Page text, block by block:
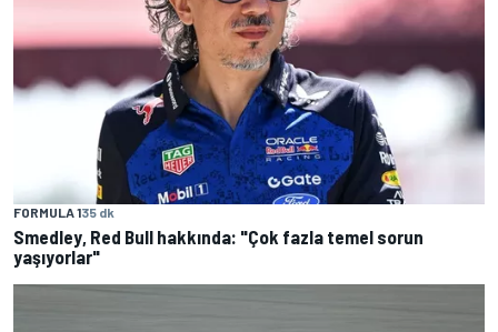
FORMULA 135 dk
Smedley, Red Bull hakkında: "Çok fazla temel sorun
yaşıyorlar"